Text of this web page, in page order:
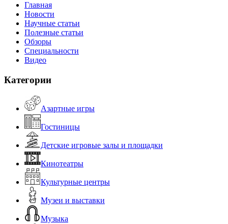
Главная
Новости
Научные статьи
Полезные статьи
Обзоры
Специальности
Видео
Категории
Азартные игры
Гостиницы
Детские игровые залы и площадки
Кинотеатры
Культурные центры
Музеи и выставки
Музыка